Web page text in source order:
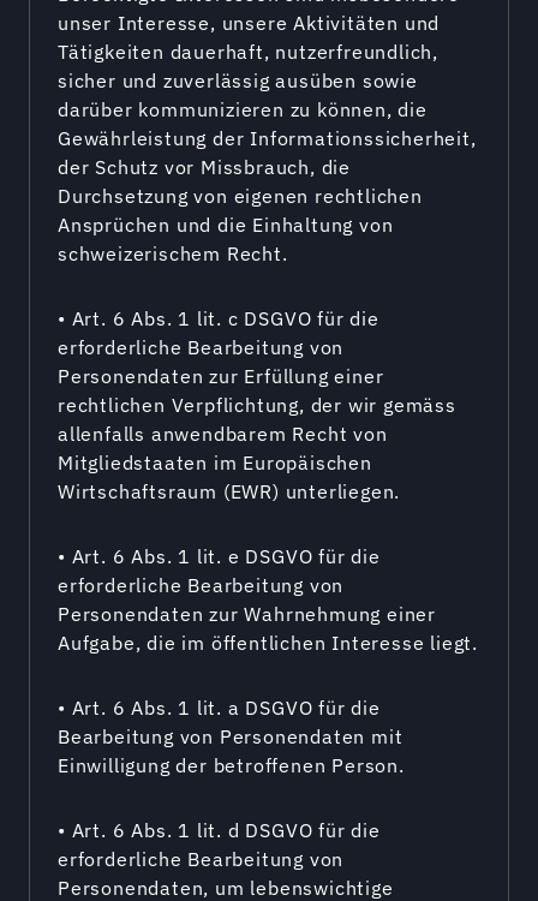
unser Interesse, unsere Aktivitäten und
Tätigkeiten dauerhaft, nutzerfreundlich,
sicher und zuverlässig ausüben sowie
darüber kommunizieren zu können, die
Gewährleistung der Informationssicherheit,
der Schutz vor Missbrauch, die
Durchsetzung von eigenen rechtlichen
Ansprüchen und die Einhaltung von
schweizerischem Recht.
• Art. 6 Abs. 1 lit. c DSGVO für die
erforderliche Bearbeitung von
Personendaten zur Erfüllung einer
rechtlichen Verpflichtung, der wir gemäss
allenfalls anwendbarem Recht von
Mitgliedstaaten im Europäischen
Wirtschaftsraum (EWR) unterliegen.
• Art. 6 Abs. 1 lit. e DSGVO für die
erforderliche Bearbeitung von
Personendaten zur Wahrnehmung einer
Aufgabe, die im öffentlichen Interesse liegt.
• Art. 6 Abs. 1 lit. a DSGVO für die
Bearbeitung von Personendaten mit
Einwilligung der betroffenen Person.
• Art. 6 Abs. 1 lit. d DSGVO für die
erforderliche Bearbeitung von
Personendaten, um lebenswichtige